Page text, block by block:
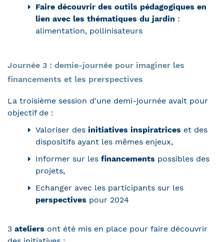
Faire découvrir des outils pédagogiques en
lien avec les thématiques du jardin :
alimentation, pollinisateurs
Journée 3 : demie-journée pour imaginer les
financements et les prerspectives
La troisième session d'une demi-journée avait pour
objectif de :
Valoriser des initiatives inspiratrices et des
dispositifs ayant les mêmes enjeux,
Informer sur les financements possibles des
projets,
Echanger avec les participants sur les
perspectives pour 2024
3 ateliers ont été mis en place pour faire découvrir